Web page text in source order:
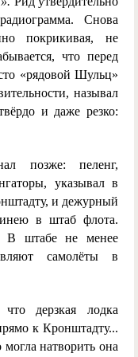
Снова
покрикивая, не
что перед
«рядовой Шульц»
называл
и даже резко:
позже: пеленг,
указывал в
и дежурный
в штаб флота.
В штабе не менее
самолёты в
что дерзкая лодка
к Кронштадту...
натворить она